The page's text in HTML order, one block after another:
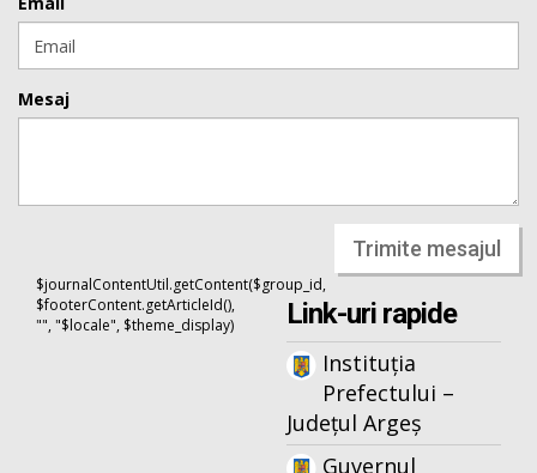
Mesaj
Trimite mesajul
$journalContentUtil.getContent($group_id,
$footerContent.getArticleId(),
"", "$locale", $theme_display)
Link-uri rapide
Instituția
Prefectului –
Județul Argeș
Guvernul